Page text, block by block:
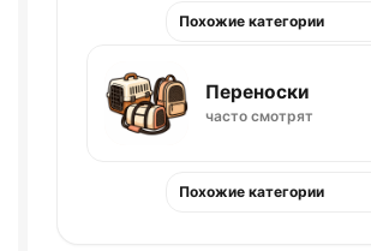
Похожие категории
Переноски
часто смотрят
Похожие категории